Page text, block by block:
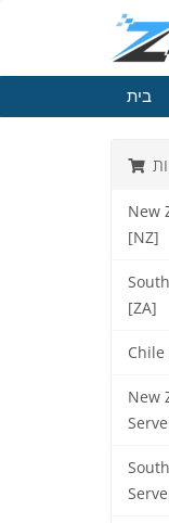
בית
New
[NZ]
[ZA]
Chile
New